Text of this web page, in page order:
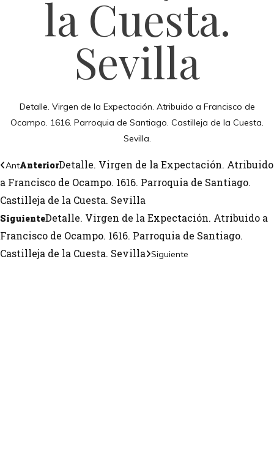
la Cuesta.
Sevilla
Detalle. Virgen de la Expectación. Atribuido a Francisco de
Ocampo. 1616. Parroquia de Santiago. Castilleja de la Cuesta.
Sevilla.
AntAnteriorDetalle. Virgen de la Expectación. Atribuido
a Francisco de Ocampo. 1616. Parroquia de Santiago.
Castilleja de la Cuesta. Sevilla
SiguienteDetalle. Virgen de la Expectación. Atribuido a
Francisco de Ocampo. 1616. Parroquia de Santiago.
Castilleja de la Cuesta. Sevilla Siguiente